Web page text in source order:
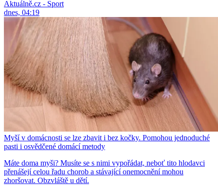
Aktuálně.cz - Sport
dnes, 04:19
Myší v domácnosti se lze zbavit i bez kočky. Pomohou jednoduché
pasti i osvědčené domácí metody
Máte doma myši? Musíte se s nimi vypořádat, neboť tito hlodavci
přenášejí celou řadu chorob a stávající onemocnění mohou
zhoršovat. Obzvláště u dětí.